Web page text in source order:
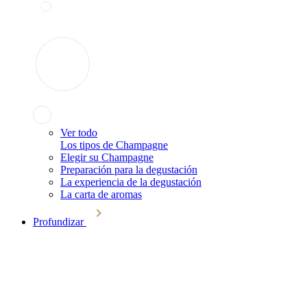
Ver todo
Los tipos de Champagne
Elegir su Champagne
Preparación para la degustación
La experiencia de la degustación
La carta de aromas
Profundizar